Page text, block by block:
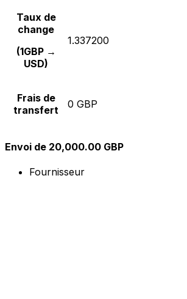
Taux de
change
(1GBP →
USD)
1.337200
Frais de
transfert
0 GBP
Envoi de 20,000.00 GBP
Fournisseur